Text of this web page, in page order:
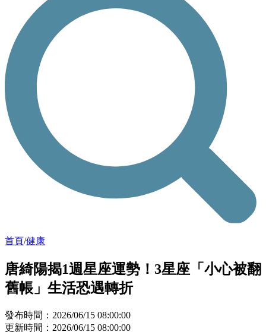
首頁/健康
唐綺陽揭1週星座運勢！3星座「小心被翻
舊帳」生活恐遇轉折
發布時間：2026/06/15 08:00:00
更新時間：2026/06/15 08:00:00